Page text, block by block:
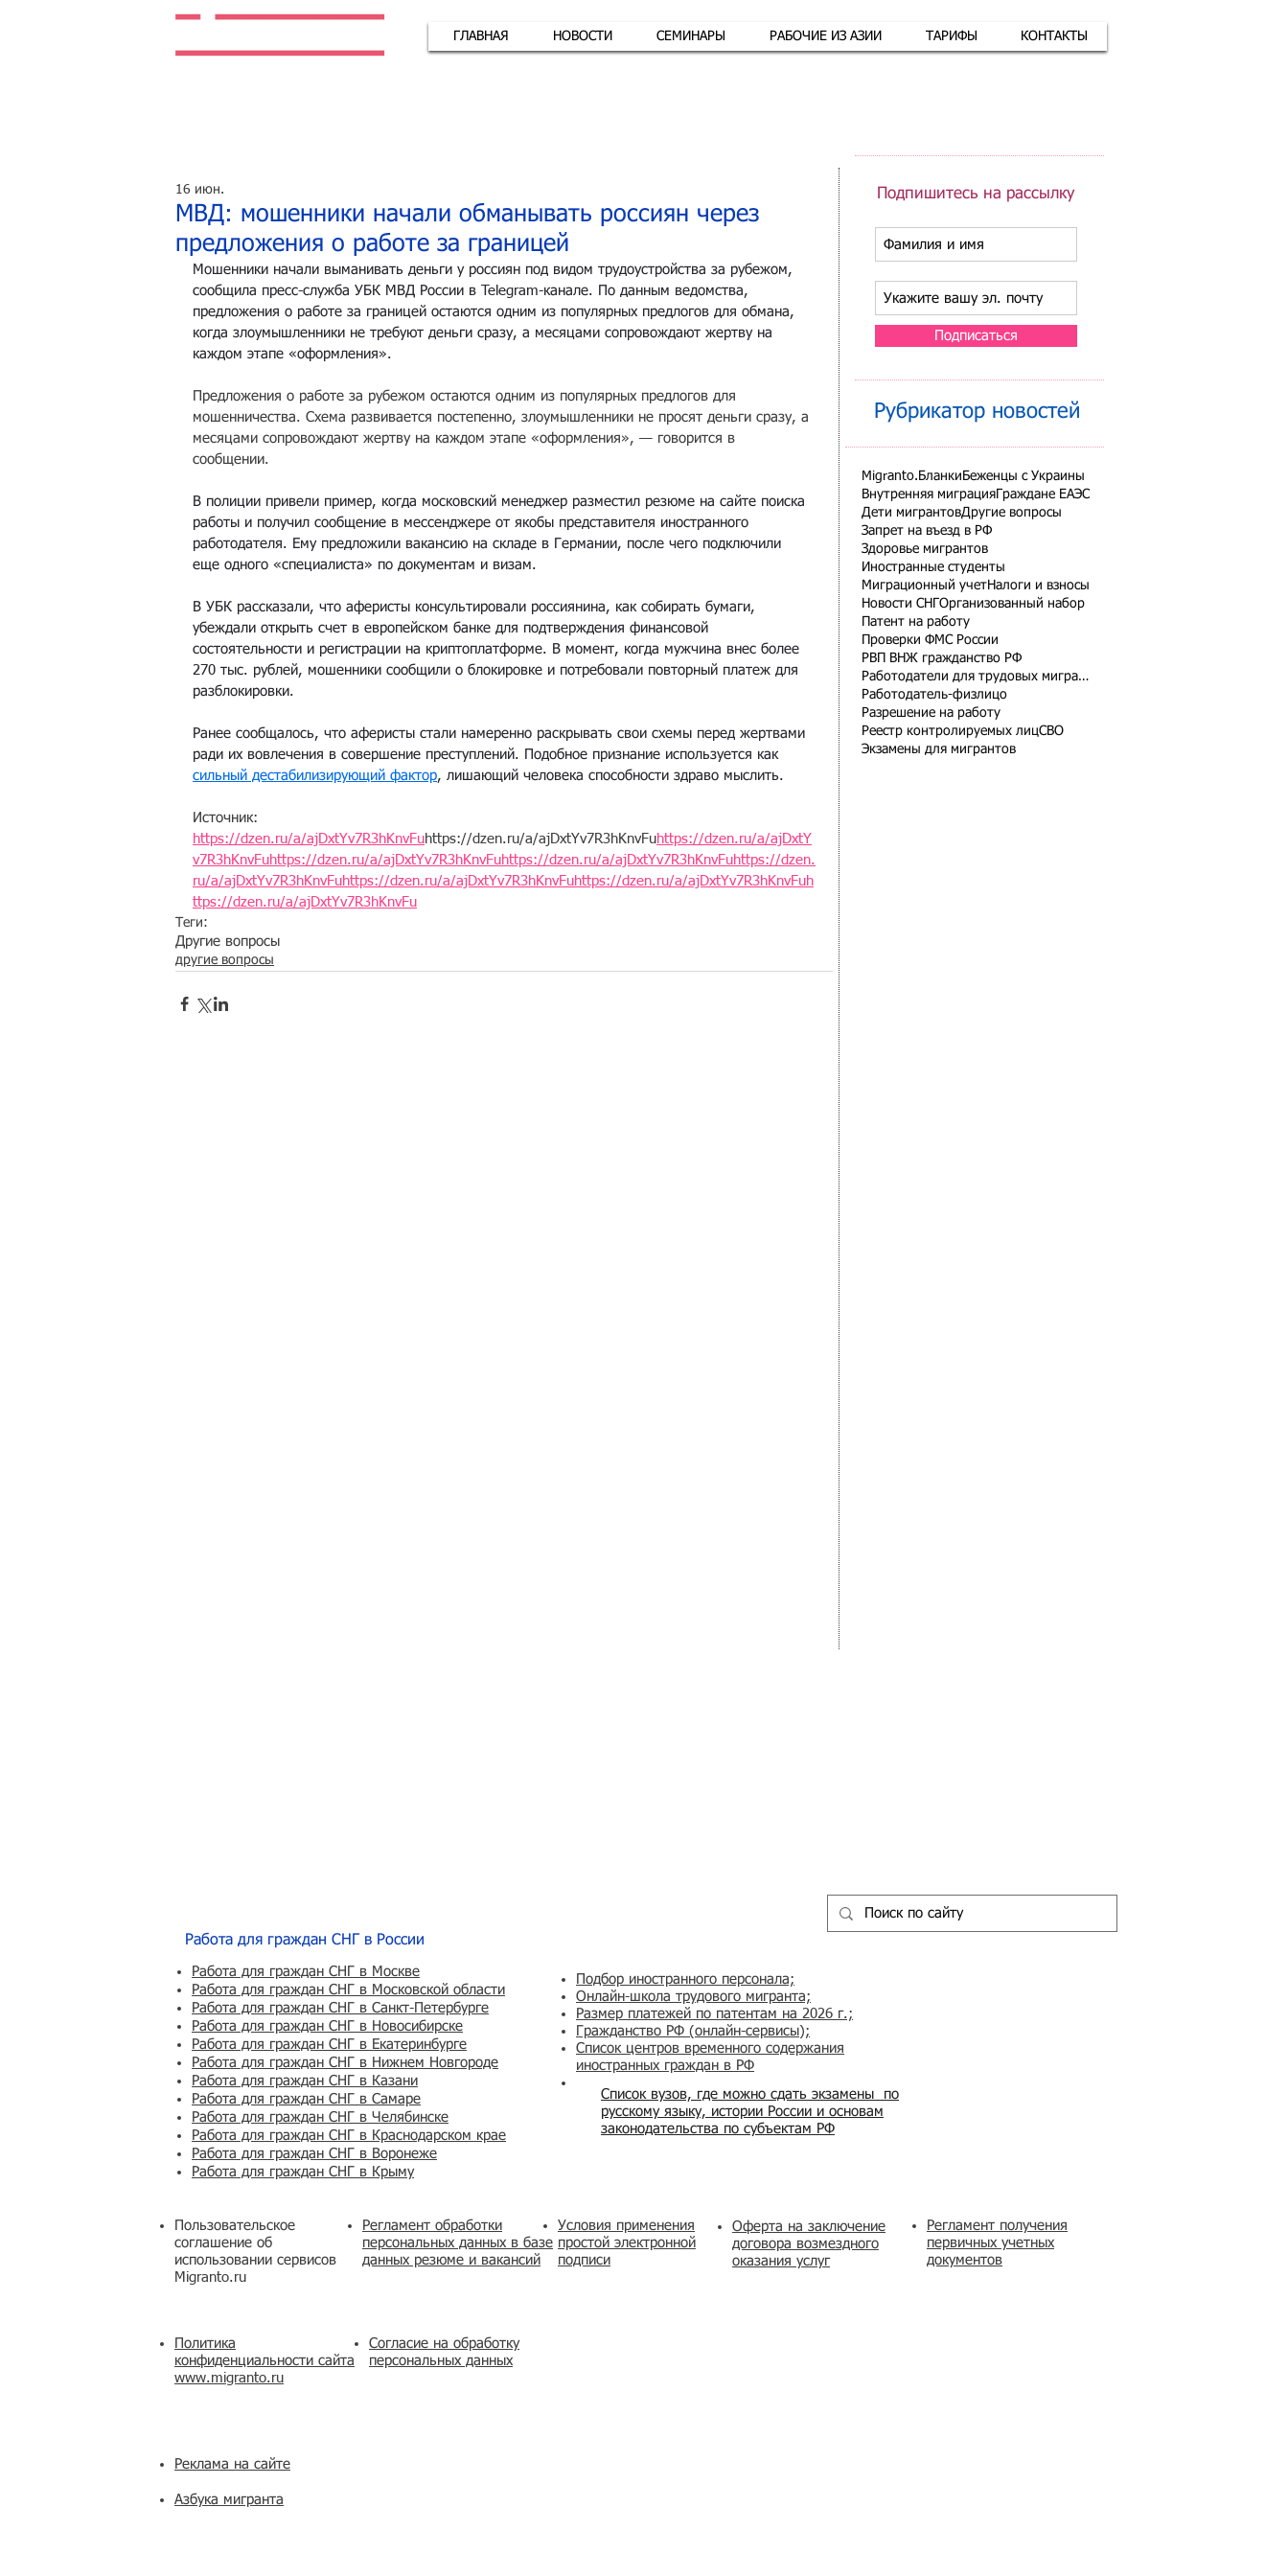
ГЛАВНАЯ НОВОСТИ СЕМИНАРЫ РАБОЧИЕ ИЗ АЗИИ ТАРИФЫ КОНТАКТЫ
МВД: мошенники начали обманывать россиян через
предложения о работе за границей
16 июн.
Мошенники начали выманивать деньги у россиян под видом трудоустройства за рубежом,
сообщила пресс-служба УБК МВД России в Telegram-канале. По данным ведомства,
предложения о работе за границей остаются одним из популярных предлогов для обмана,
когда злоумышленники не требуют деньги сразу, а месяцами сопровождают жертву на
каждом этапе «оформления».
Предложения о работе за рубежом остаются одним из популярных предлогов для
мошенничества. Схема развивается постепенно, злоумышленники не просят деньги сразу, а
месяцами сопровождают жертву на каждом этапе «оформления», — говорится в
сообщении.
В полиции привели пример, когда московский менеджер разместил резюме на сайте поиска
работы и получил сообщение в мессенджере от якобы представителя иностранного
работодателя. Ему предложили вакансию на складе в Германии, после чего подключили
еще одного «специалиста» по документам и визам.
В УБК рассказали, что аферисты консультировали россиянина, как собирать бумаги,
убеждали открыть счет в европейском банке для подтверждения финансовой
состоятельности и регистрации на криптоплатформе. В момент, когда мужчина внес более
270 тыс. рублей, мошенники сообщили о блокировке и потребовали повторный платеж для
разблокировки.
Ранее сообщалось, что аферисты стали намеренно раскрывать свои схемы перед жертвами
ради их вовлечения в совершение преступлений. Подобное признание используется как
сильный дестабилизирующий фактор, лишающий человека способности здраво мыслить.
Источник:
https://dzen.ru/a/ajDxtYv7R3hKnvFuhttps://dzen.ru/a/ajDxtYv7R3hKnvFuhttps://dzen.ru/a/ajDxtY
v7R3hKnvFuhttps://dzen.ru/a/ajDxtYv7R3hKnvFuhttps://dzen.ru/a/ajDxtYv7R3hKnvFuhttps://dzen.
ru/a/ajDxtYv7R3hKnvFuhttps://dzen.ru/a/ajDxtYv7R3hKnvFuhttps://dzen.ru/a/ajDxtYv7R3hKnvFuh
ttps://dzen.ru/a/ajDxtYv7R3hKnvFu
Теги:
Другие вопросы
другие вопросы
Подпишитесь на рассылку
Подписаться
Рубрикатор новостей
Migranto.Бланки Беженцы с Украины
Внутренняя миграция Граждане ЕАЭС
Дети мигрантовДругие вопросы
Запрет на въезд в РФ
Здоровье мигрантов
Иностранные студенты
Миграционный учетНалоги и взносы
Новости СНГ Организованный набор
Патент на работу
Проверки ФМС России
РВП ВНЖ гражданство РФ
Работодатели для трудовых мигрантов
Работодатель-физлицо
Разрешение на работу
Реестр контролируемых лицСВО
Экзамены для мигрантов
Работа для граждан СНГ в России
Работа для граждан СНГ в Москве
Работа для граждан СНГ в Московской области
Работа для граждан СНГ в Санкт-Петербурге
Работа для граждан СНГ в Новосибирске
Работа для граждан СНГ в Екатеринбурге
Работа для граждан СНГ в Нижнем Новгороде
Работа для граждан СНГ в Казани
Работа для граждан СНГ в Самаре
Работа для граждан СНГ в Челябинске
Работа для граждан СНГ в Краснодарском крае
Работа для граждан СНГ в Воронеже
Работа для граждан СНГ в Крыму
Пользовательское
соглашение об
использовании сервисов
Migranto.ru
Регламент обработки
персональных данных в базе
данных резюме и вакансий
Политика
конфиденциальности сайта
www.migranto.ru
Согласие на обработку
персональных данных
Реклама на сайте
Азбука мигранта
Список вузов, где можно сдать экзамены по
русскому языку, истории России и основам
законодательства по субъектам РФ
Подбор иностранного персонала;
Онлайн-школа трудового мигранта;
Размер платежей по патентам на 2026 г.;
Гражданство РФ (онлайн-сервисы);
Список центров временного содержания
иностранных граждан в РФ
Условия применения
простой электронной
подписи
​Оферта на заключение
договора возмездного
оказания услуг
Регламент получения
первичных учетных
документов